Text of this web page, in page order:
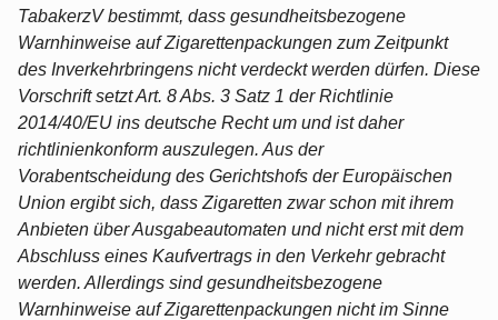
TabakerzV bestimmt, dass gesundheitsbezogene
Warnhinweise auf Zigarettenpackungen zum Zeitpunkt
des Inverkehrbringens nicht verdeckt werden dürfen. Diese
Vorschrift setzt Art. 8 Abs. 3 Satz 1 der Richtlinie
2014/40/EU ins deutsche Recht um und ist daher
richtlinienkonform auszulegen. Aus der
Vorabentscheidung des Gerichtshofs der Europäischen
Union ergibt sich, dass Zigaretten zwar schon mit ihrem
Anbieten über Ausgabeautomaten und nicht erst mit dem
Abschluss eines Kaufvertrags in den Verkehr gebracht
werden. Allerdings sind gesundheitsbezogene
Warnhinweise auf Zigarettenpackungen nicht im Sinne